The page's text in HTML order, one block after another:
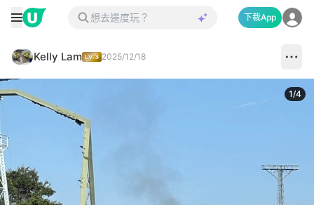
下載App
Kelly Lam 2025/12/18
1/4